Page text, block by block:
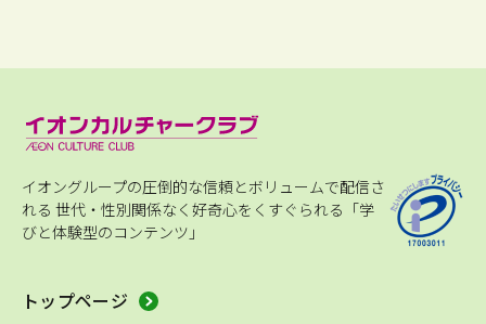
イオングループの圧倒的な信頼とボリュームで配信さ
れる 世代・性別関係なく好奇心をくすぐられる「学
びと体験型のコンテンツ」
トップページ